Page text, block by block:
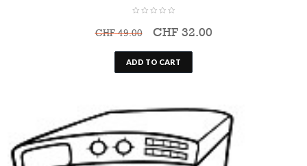
CHF49.00 CHF32.00
ADD TO CART